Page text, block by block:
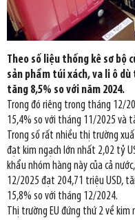
Theo số liệu thống kê sơ bộ
sản phẩm túi xách, va li ô
tăng 8,5% so với năm 2024.
Trong đó riêng trong tháng 12/
15,4% so với tháng 11/2025 và
Trong số rất nhiều thị trường
đạt kim ngạch lớn nhất 2,02 tỷ
khẩu nhóm hàng này của cả
12/2025 đạt 204,71 triệu USD,
15,8% so với tháng 12/2024.
Thị trường EU đứng thứ 2 về kim